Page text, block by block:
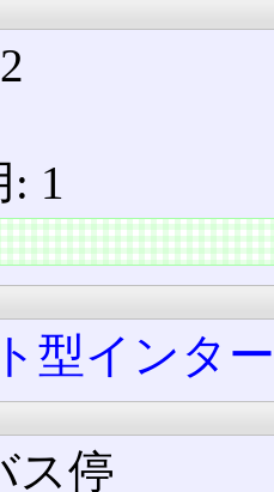
1
型インタ
ス停